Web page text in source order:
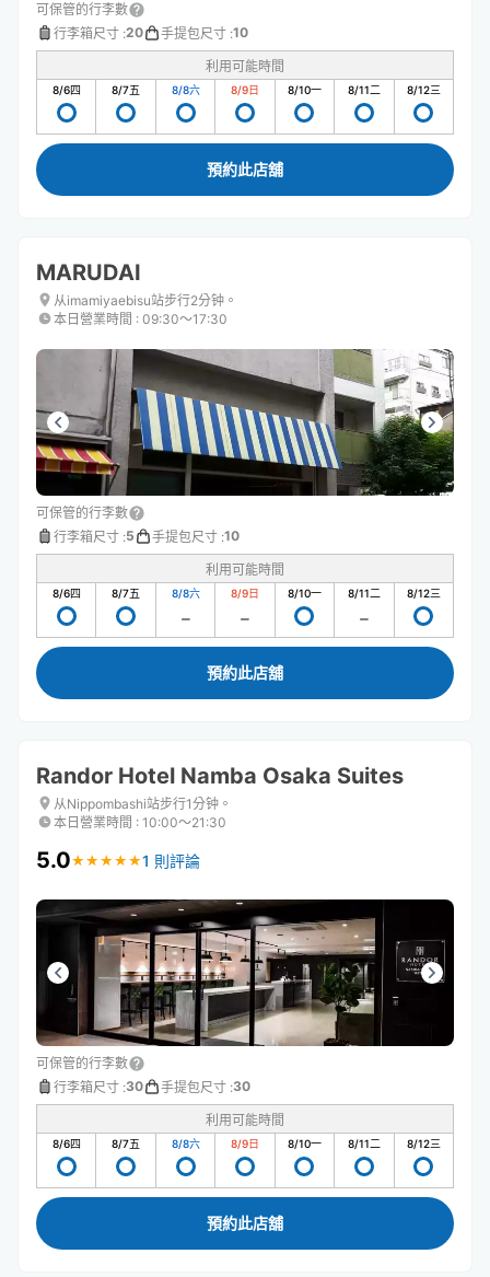
可保管的行李數
行李箱尺寸 :20 手提包尺寸 :10
利用可能時間
8/6四 8/7五 8/8六 8/9日 8/10一 8/11二 8/12三
預約此店舖
MARUDAI
从imamiyaebisu站步行2分钟。
本日營業時間 : 09:30〜17:30
可保管的行李數
行李箱尺寸 :5 手提包尺寸 :10
利用可能時間
8/6四 8/7五 8/8六 8/9日 8/10一 8/11二 8/12三
預約此店舖
Randor Hotel Namba Osaka Suites
从Nippombashi站步行1分钟。
本日營業時間 : 10:00〜21:30
5.0★ ★ ★ ★ ★
★ ★ ★ ★ ★1 則評論
可保管的行李數
行李箱尺寸 :30 手提包尺寸 :30
利用可能時間
8/6四 8/7五 8/8六 8/9日 8/10一 8/11二 8/12三
預約此店舖